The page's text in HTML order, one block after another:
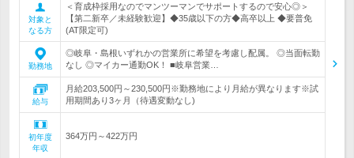
対象と
なる方
＜育成枠採用なのでマンツーマンでサポートするので安心◎＞
【第二新卒／未経験歓迎】◆35歳以下の方◆高卒以上 ◆要普免
(AT限定可)
勤務地
◎岐阜・島根いずれかの営業所に希望を考慮し配属。 ◎当面転勤
なし ◎マイカー通勤OK！ ■岐阜営業…
給与
月給203,500円～230,500円※勤務地により月給が異なります※試
用期間あり3ヶ月（待遇変動なし)
初年度
年収
364万円～422万円